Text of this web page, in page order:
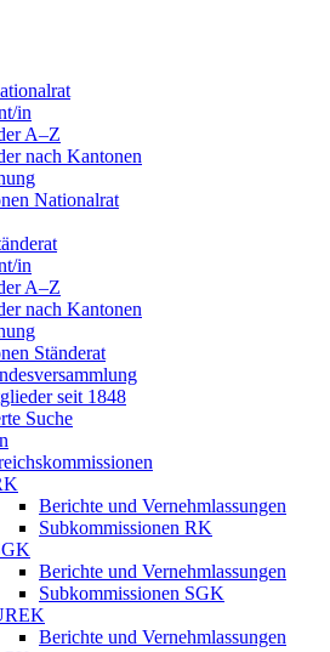
in
A–Z
nach Kantonen
Nationalrat
in
A–Z
nach Kantonen
Ständerat
seit 1848
Suche
Berichte und Vernehmlassungen
Subkommissionen RK
Berichte und Vernehmlassungen
Subkommissionen SGK
Berichte und Vernehmlassungen